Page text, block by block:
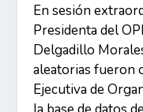
En sesión
Presidenta del
Delgadillo
aleatorias fueron
Ejecutiva de